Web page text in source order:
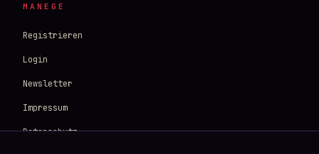
Das Rechnungs-Wesen stöhnt: „Du bist jetzt
…und ich komme erst, wenn du ganz leer
bist.“
liebevoll]
Er weint leise in die leere Bierdose
MANEGE
Registrieren
Login
Newsletter
Impressum
Datenschutz